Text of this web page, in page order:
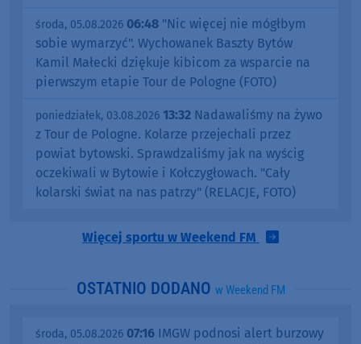
środa, 05.08.2026 06:48 "Nic więcej nie mógłbym
sobie wymarzyć". Wychowanek Baszty Bytów
Kamil Małecki dziękuje kibicom za wsparcie na
pierwszym etapie Tour de Pologne (FOTO)
poniedziałek, 03.08.2026 13:32 Nadawaliśmy na żywo
z Tour de Pologne. Kolarze przejechali przez
powiat bytowski. Sprawdzaliśmy jak na wyścig
oczekiwali w Bytowie i Kołczygłowach. "Cały
kolarski świat na nas patrzy" (RELACJE, FOTO)
Więcej sportu w Weekend FM
OSTATNIO DODANO w Weekend FM
środa, 05.08.2026 07:16 IMGW podnosi alert burzowy